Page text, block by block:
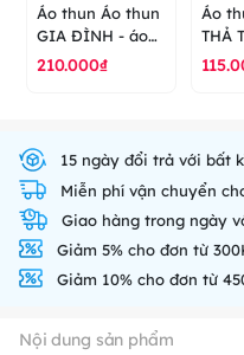
Áo thun Áo thun
GIA ĐÌNH - áo
thun cao cấp
210.000₫
Áo
THẢ
thun
15 ngày đổi trả với bất
Miễn phí vận chuyển
Giao hàng trong ngày
Giảm 5% cho đơn từ
Giảm 10% cho đơn từ
Nội dung sản phẩm